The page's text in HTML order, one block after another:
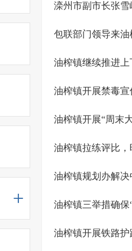
滦州市副市长张
包联部门领导来
油榨镇继续推进
油榨镇开展禁毒宣
油榨镇开展“周末
油榨镇拉练评比
油榨镇规划办解
油榨镇三举措确保
油榨镇开展铁路